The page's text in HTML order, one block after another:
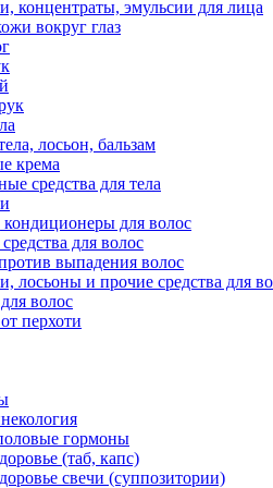
концентраты, эмульсии для лица
вокруг глаз
лосьон, бальзам
крема
средства для тела
кондиционеры для волос
для волос
выпадения волос
лосьоны и прочие средства для
волос
перхоти
гормоны
(таб, капс)
свечи (суппозитории)